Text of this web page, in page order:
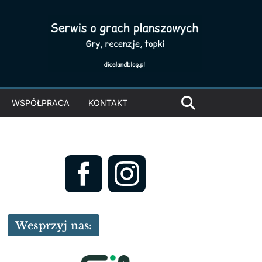
WSPÓŁPRACA KONTAKT
Wesprzyj nas: